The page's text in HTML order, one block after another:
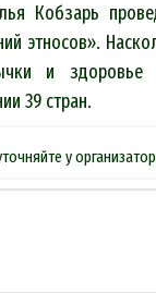
Кобзарь
этносов».
и здоровье
39 стран.
у